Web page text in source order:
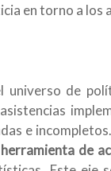
en torno a
universo de
e
de